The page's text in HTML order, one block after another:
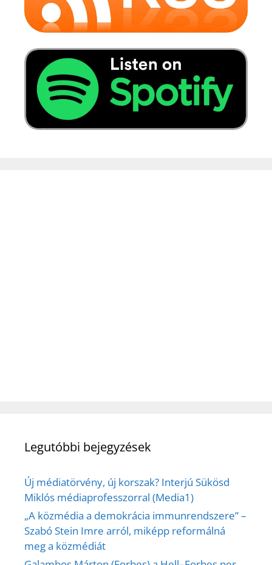
Legutóbbi bejegyzések
Új médiatörvény, új korszak? Interjú Sükösd
Miklós médiaprofesszorral (Media1)
„A közmédia a demokrácia immunrendszere” –
Szabó Stein Imre arról, miképp reformálná
meg a közmédiát